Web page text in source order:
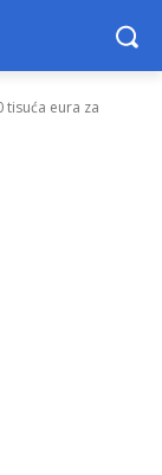
tisuća eura za